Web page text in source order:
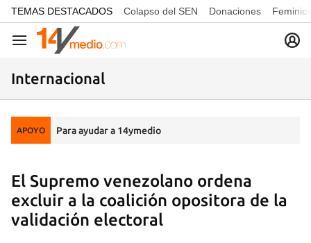
common.go-to-content
TEMAS DESTACADOS Colapso del SEN Donaciones
Navegación
Internacional
APOYO Para ayudar a 14ymedio
El Supremo venezolano ordena
excluir a la coalición opositora de la
validación electoral